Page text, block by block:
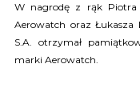
W nagrodę z rąk Piotra
Aerowatch oraz Łukasza
S.A. otrzymał
marki Aerowatch.